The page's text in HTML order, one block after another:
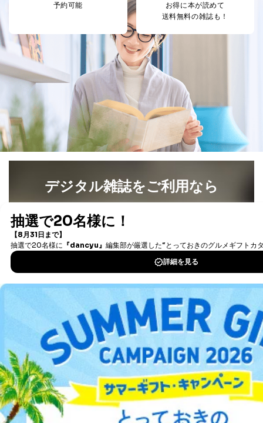
予約可能
お得に本が読めて
送料無料の雑誌も！
デジタル雑誌をご利用なら
書籍）が無料で読み放題！
DOWNLOAD FOR IOS
DOWNLOAD FOR ANDROID
ご利用方法はこちら
総合案内
アフィリエイト 採用情報